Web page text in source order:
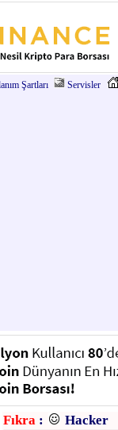
Şartları Servisler
Fıkra :
Hacker